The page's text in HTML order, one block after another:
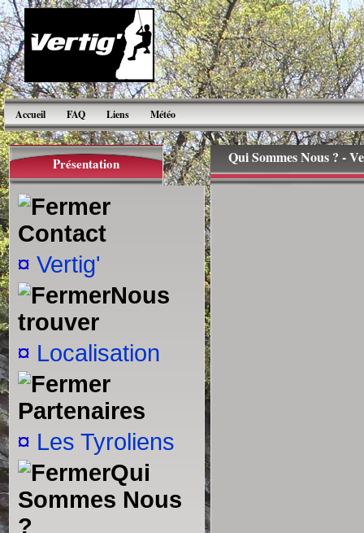
Accueil FAQ Liens Météo
Présentation
Contact
¤ Vertig'
Nous
trouver
¤ Localisation
Partenaires
¤ Les Tyroliens
Qui
Sommes Nous
?
Qui Sommes Nous ? -